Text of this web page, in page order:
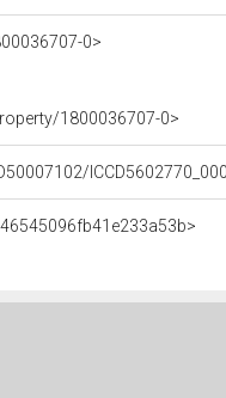
0>
1800036707-0>